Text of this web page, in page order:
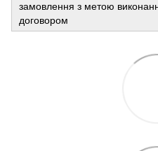
замовлення з метою
договором